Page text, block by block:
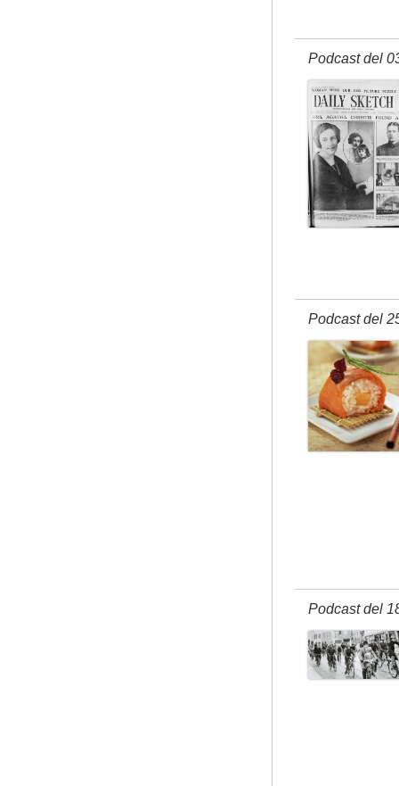
Podcast del
Podcast del
Podcast del